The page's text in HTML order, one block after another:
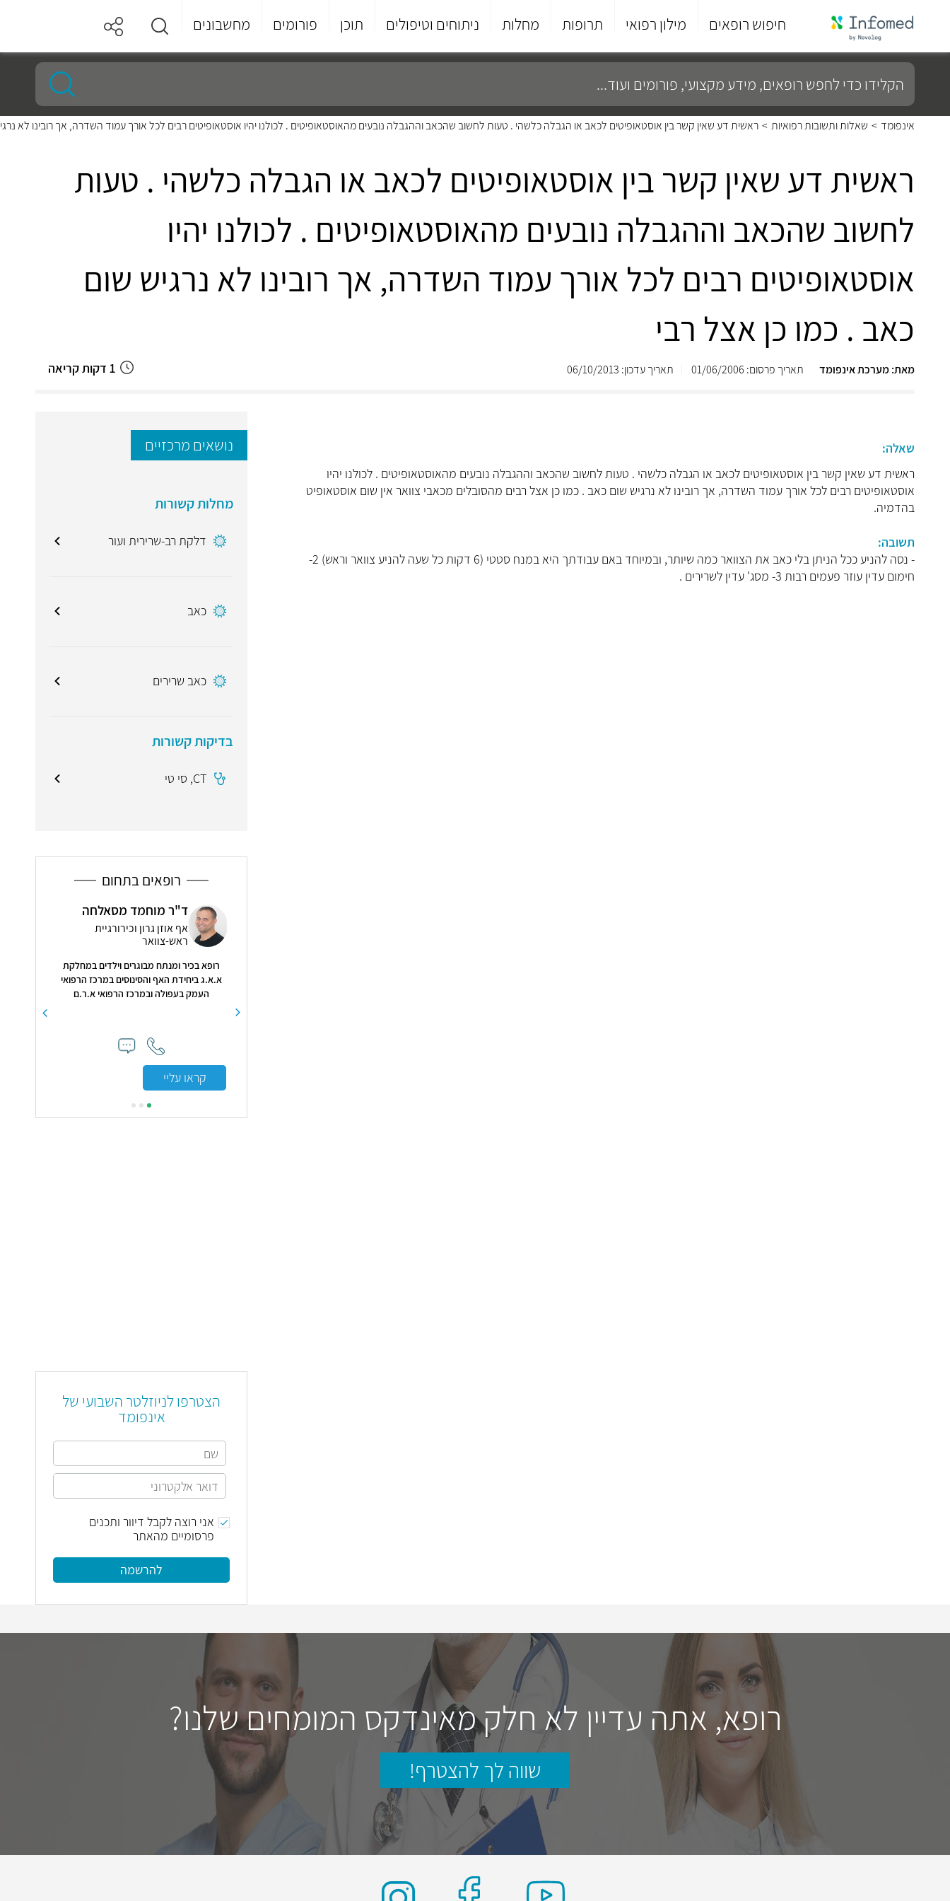
חיפוש רופאים מילון רפואי תרופות מחלות ניתוחים וטיפולים תוכן פורומים מחשבונים
סוף
התפריט
הקלידו
כדי
לחפש
רופאים,
מידע
מקצועי,
אינפומד > שאלות ותשובות רפואיות > ראשית דע שאין קשר בין אוסטאופיטים לכאב או הגבלה כלשהי . טעות לחשוב שהכאב וההגבלה נובעים מהאוסטאופיטים . לכולנו יהיו אוסטאופיטים רבים לכל אורך עמוד השדרה, אך רובינו לא
ראשית דע שאין קשר בין אוסטאופיטים לכאב או הגבלה כלשהי . טעות
לחשוב שהכאב וההגבלה נובעים מהאוסטאופיטים . לכולנו יהיו
אוסטאופיטים רבים לכל אורך עמוד השדרה, אך רובינו לא נרגיש שום
כאב . כמו כן אצל רבי
מאת: מערכת אינפומד תאריך פרסום: 01/06/2006 תאריך עדכון: 06/10/2013 1 דקות קריאה
שאלה:
ראשית דע שאין קשר בין אוסטאופיטים לכאב או הגבלה כלשהי . טעות לחשוב שהכאב וההגבלה נובעים מהאוסטאופיטים . לכולנו יהיו
אוסטאופיטים רבים לכל אורך עמוד השדרה, אך רובינו לא נרגיש שום כאב . כמו כן אצל רבים מהסובלים מכאבי צוואר אין שום אוסטאופיט
בהדמיה.
תשובה:
- נסה להניע ככל הניתן בלי כאב את הצוואר כמה שיותר, ובמיוחד באם עבודתך היא במנח סטטי (6 דקות כל שעה להניע צוואר וראש) 2-
חימום עדין עוזר פעמים רבות 3- מסג' עדין לשרירים .
נושאים מרכזיים
מחלות קשורות
דלקת רב-שרירית ועור
כאב
כאב שרירים
בדיקות קשורות
CT, סי טי
רופאים בתחום
ד"ר מוחמד מסאלחה
אף אוזן גרון וכירורגיית
ראש-צוואר
רופא בכיר ומנתח מבוגרים וילדים במחלקת
א.א.ג ביחידת האף והסינוסים במרכז הרפואי
העמק בעפולה ובמרכז הרפואי א.ר.ם
קראו עליי
הצטרפו לניוזלטר השבועי של
אינפומד
אני רוצה לקבל דיוור ותכנים
פרסומיים מהאתר
להרשמה
רופא, אתה עדיין לא חלק מאינדקס המומחים שלנו?
שווה לך להצטרף!